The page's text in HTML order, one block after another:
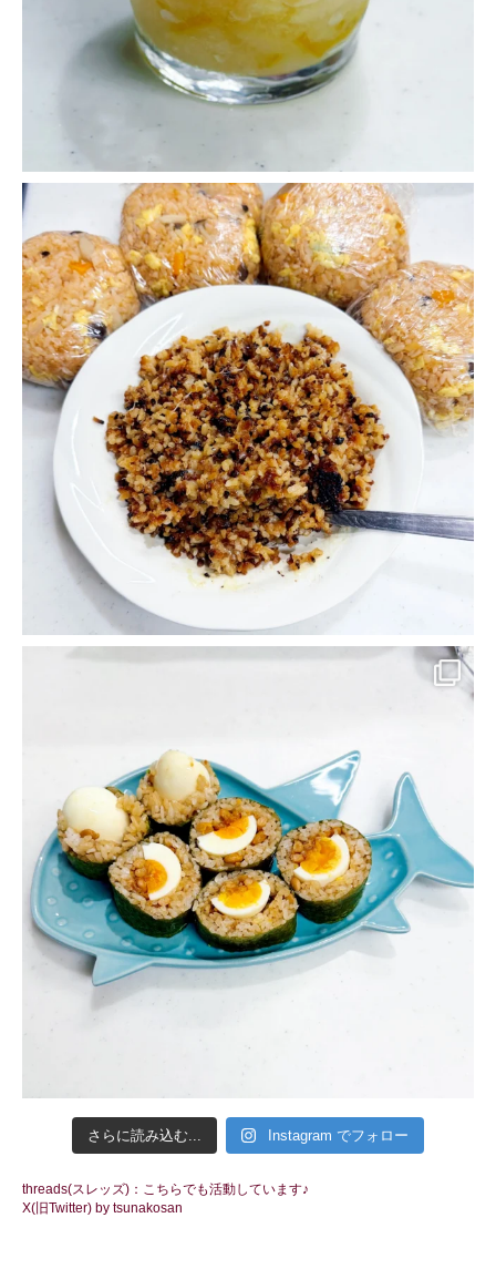
さらに読み込む... Instagram でフォロー
threads(スレッズ)：こちらでも活動しています♪
X(旧Twitter) by tsunakosan